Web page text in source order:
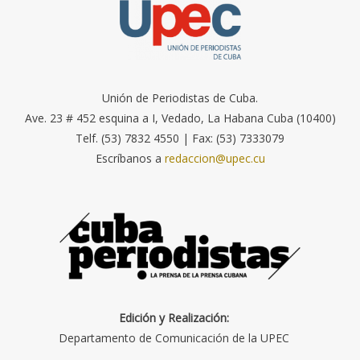
Unión de Periodistas de Cuba.
Ave. 23 # 452 esquina a I, Vedado, La Habana Cuba (10400)
Telf. (53) 7832 4550 | Fax: (53) 7333079
Escríbanos a redaccion@upec.cu
Edición y Realización:
Departamento de Comunicación de la UPEC